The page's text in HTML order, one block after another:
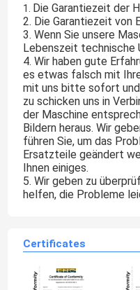
1. Die Garantiezeit der
2. Die Garantiezeit von
3. Wenn Sie unsere
Lebenszeit technische
4. Wir haben gute
es etwas falsch mit
mit uns bitte sofort
zu schicken uns in
der Maschine
Bildern heraus. Wir
führen Sie, um das
Ersatzteile geändert
Ihnen einiges.
5. Wir geben zu
helfen, die Probleme
Certificates